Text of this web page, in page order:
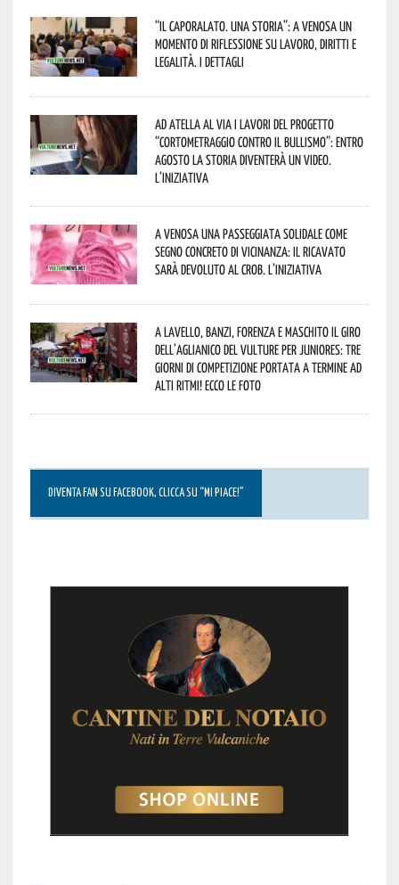
“Il caporalato. Una storia”: a Venosa un
momento di riflessione su lavoro, diritti e
legalità. I dettagli
Ad Atella al via i lavori del progetto
“Cortometraggio contro il bullismo”: entro
agosto la storia diventerà un video.
L’iniziativa
A Venosa una passeggiata solidale come
segno concreto di vicinanza: il ricavato
sarà devoluto al CROB. L’iniziativa
A Lavello, Banzi, Forenza e Maschito il Giro
dell’Aglianico del Vulture per juniores: tre
giorni di competizione portata a termine ad
alti ritmi! Ecco le foto
DIVENTA FAN SU FACEBOOK, CLICCA SU “MI PIACE!”